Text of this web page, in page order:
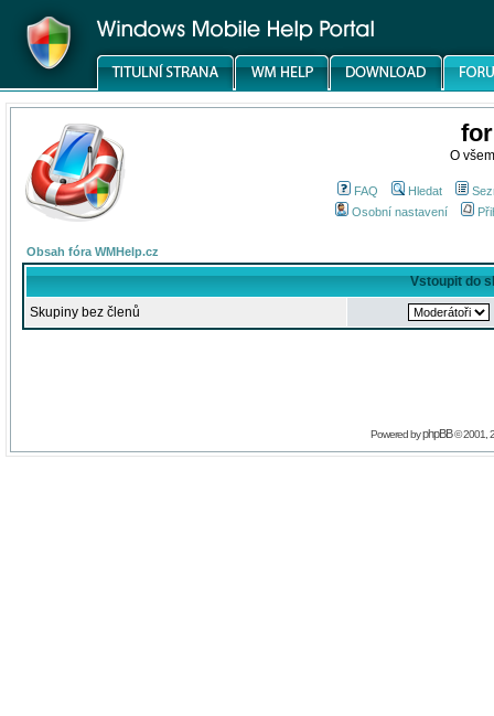
O
FAQ Hledat
Osobní nastavení
Obsah fóra WMHelp.cz
Vstoupit do
Skupiny bez členů
Powered byphpBB© 2001,